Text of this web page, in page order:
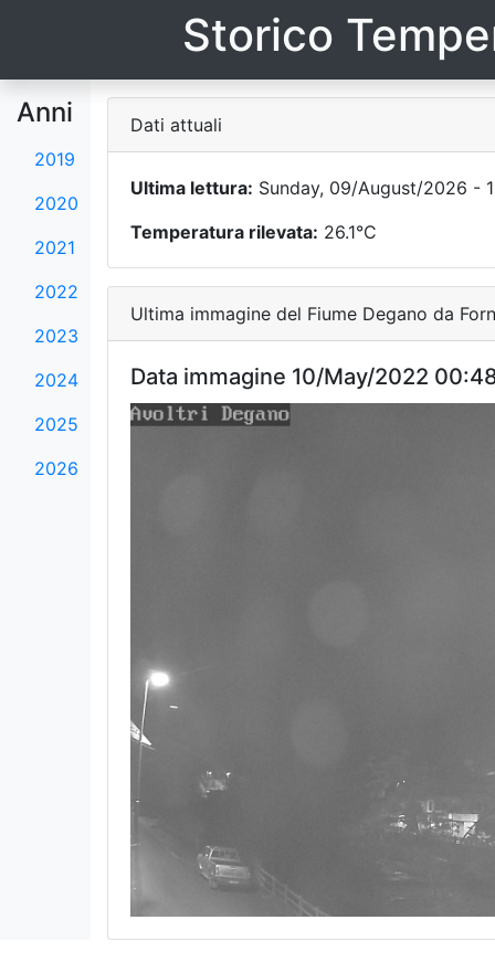
Storico
Anni
2019
2020
2021
2022
2023
2024
2025
2026
Dati attuali
Ultima lettura: Sunday, 09/August/2026 -
Temperatura rilevata: 26.1°C
Ultima immagine del Fiume Degano da
Data immagine 10/May/2022